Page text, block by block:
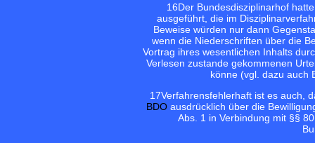
16Der Bundesdisziplinarhof
ausgeführt, die im
Beweise würden nur dann
wenn die Niederschriften über die
Vortrag ihres wesentlichen Inhalts
Verlesen zustande gekommenen
könne (vgl. dazu auch
17Verfahrensfehlerhaft ist es auch,
BDO ausdrücklich über die
Abs. 1 in Verbindung mit §§